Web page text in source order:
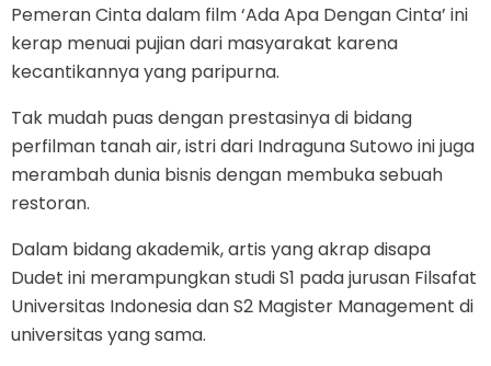
Pemeran Cinta dalam film ‘Ada Apa Dengan Cinta’ ini
kerap menuai pujian dari masyarakat karena
kecantikannya yang paripurna.
Tak mudah puas dengan prestasinya di bidang
perfilman tanah air, istri dari Indraguna Sutowo ini juga
merambah dunia bisnis dengan membuka sebuah
restoran.
Dalam bidang akademik, artis yang akrap disapa
Dudet ini merampungkan studi S1 pada jurusan Filsafat
Universitas Indonesia dan S2 Magister Management di
universitas yang sama.